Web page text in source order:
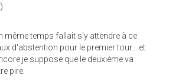
même temps fallait s'y attendre à ce
d'abstention pour le premier tour... et
je suppose que le deuxième va
pire.